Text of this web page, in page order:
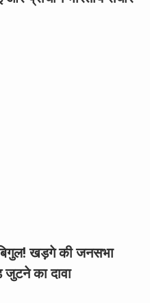
बिगुल! खड़गे की जनसभा
का दावा